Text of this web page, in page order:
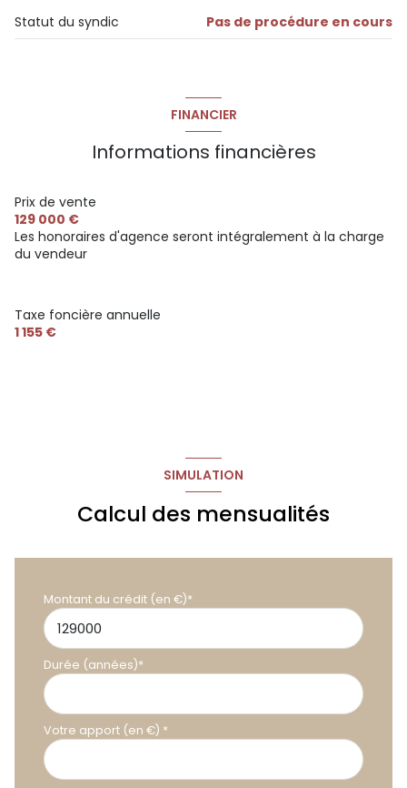
T2 : dernier étage, stationnement privatif, extérieur,
chambre sans vis-à-vis et absence de travaux.
Les informations sur les risques auxquels ce bien est
exposé sont disponibles sur le siteGéorisques
accès handicapé
Statut du syndic Pas de procédure en cours
FINANCIER
Informations financières
Prix de vente
129 000 €
Les honoraires d'agence seront intégralement à la charge
du vendeur
Taxe foncière annuelle
1 155 €
SIMULATION
Calcul des mensualités
Montant du crédit (en €)*
Durée (années)*
Votre apport (en €) *